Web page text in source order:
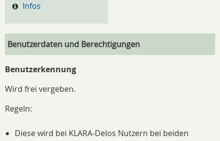
Infos
Benutzerdaten und Berechtigungen
Benutzerkennung
Wird frei vergeben.
Regeln:
Diese wird bei KLARA-Delos Nutzern bei beiden